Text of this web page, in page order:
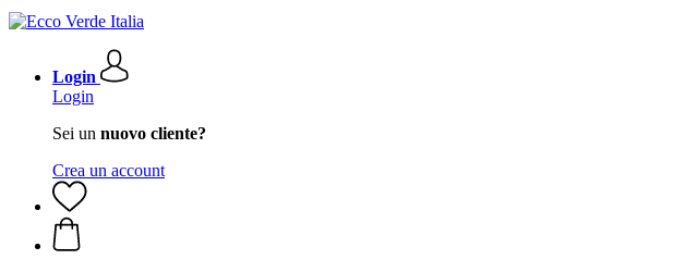
Login
Login
Sei un nuovo cliente?
Crea un account